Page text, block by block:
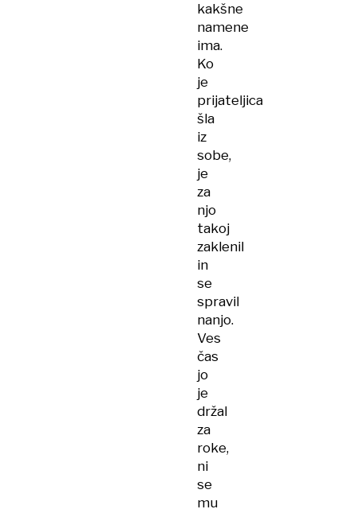
kakšne
namene
ima.
Ko
je
prijateljica
šla
iz
sobe,
je
za
njo
takoj
zaklenil
in
se
spravil
nanjo.
Ves
čas
jo
je
držal
za
roke,
ni
se
mu